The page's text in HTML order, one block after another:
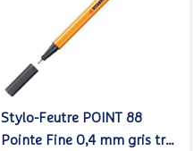
Stylo-Feutre POINT 88
Pointe Fine 0,4 mm gris très